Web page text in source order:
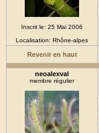
Inscrit le: 25 Mai 2006
Localisation: Rhône-alpes
Revenir en haut
neoalexval
membre régulier